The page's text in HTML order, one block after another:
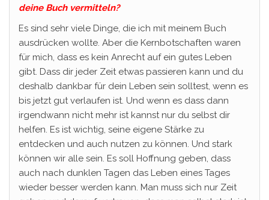
deine Buch vermitteln?
Es sind sehr viele Dinge, die ich mit meinem Buch
ausdrücken wollte. Aber die Kernbotschaften waren
für mich, dass es kein Anrecht auf ein gutes Leben
gibt. Dass dir jeder Zeit etwas passieren kann und du
deshalb dankbar für dein Leben sein solltest, wenn es
bis jetzt gut verlaufen ist. Und wenn es dass dann
irgendwann nicht mehr ist kannst nur du selbst dir
helfen. Es ist wichtig, seine eigene Stärke zu
entdecken und auch nutzen zu können. Und stark
können wir alle sein. Es soll Hoffnung geben, dass
auch nach dunklen Tagen das Leben eines Tages
wieder besser werden kann. Man muss sich nur Zeit